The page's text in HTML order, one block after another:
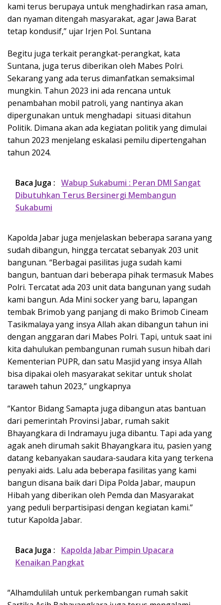
kami terus berupaya untuk menghadirkan rasa aman,
dan nyaman ditengah masyarakat, agar Jawa Barat
tetap kondusif,” ujar Irjen Pol. Suntana
Begitu juga terkait perangkat-perangkat, kata
Suntana, juga terus diberikan oleh Mabes Polri.
Sekarang yang ada terus dimanfatkan semaksimal
mungkin. Tahun 2023 ini ada rencana untuk
penambahan mobil patroli, yang nantinya akan
dipergunakan untuk menghadapi situasi ditahun
Politik. Dimana akan ada kegiatan politik yang dimulai
tahun 2023 menjelang eskalasi pemilu dipertengahan
tahun 2024.
Baca Juga : Wabup Sukabumi : Peran DMI Sangat
Dibutuhkan Terus Bersinergi Membangun
Sukabumi
Kapolda Jabar juga menjelaskan beberapa sarana yang
sudah dibangun, hingga tercatat sebanyak 203 unit
bangunan. “Berbagai pasilitas juga sudah kami
bangun, bantuan dari beberapa pihak termasuk Mabes
Polri. Tercatat ada 203 unit data bangunan yang sudah
kami bangun. Ada Mini socker yang baru, lapangan
tembak Brimob yang panjang di mako Brimob Cineam
Tasikmalaya yang insya Allah akan dibangun tahun ini
dengan anggaran dari Mabes Polri. Tapi, untuk saat ini
kita dahulukan pembangunan rumah susun hibah dari
Kementerian PUPR, dan satu Masjid yang insya Allah
bisa dipakai oleh masyarakat sekitar untuk sholat
taraweh tahun 2023,” ungkapnya
“Kantor Bidang Samapta juga dibangun atas bantuan
dari pemerintah Provinsi Jabar, rumah sakit
Bhayangkara di Indramayu juga dibantu. Tapi ada yang
agak aneh dirumah sakit Bhayangkara itu, pasien yang
datang kebanyakan saudara-saudara kita yang terkena
penyaki aids. Lalu ada beberapa fasilitas yang kami
bangun disana baik dari Dipa Polda Jabar, maupun
Hibah yang diberikan oleh Pemda dan Masyarakat
yang peduli berpartisipasi dengan kegiatan kami.”
tutur Kapolda Jabar.
Baca Juga :
Kapolda Jabar Pimpin Upacara
Kenaikan Pangkat
“Alhamdulilah untuk perkembangan rumah sakit